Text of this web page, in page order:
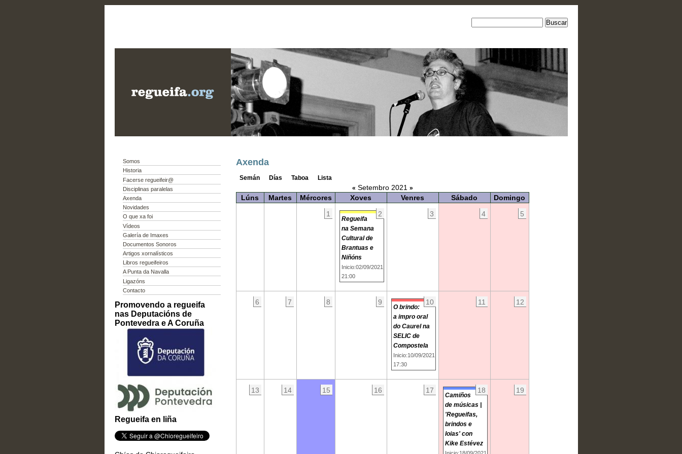
Somos
Historia
Facerse regueifeir@
Disciplinas paralelas
Axenda
Novidades
O que xa foi
Vídeos
Galería de Imaxes
Documentos Sonoros
Artigos xornalísticos
Libros regueifeiros
A Punta da Navalla
Ligazóns
Contacto
Promovendo a regueifa
nas Deputacións de
Pontevedra e A Coruña
Regueifa en liña
Axenda
Semán Días Taboa
Lista
« Setembro 2021 »
Lúns Martes Mércores Xoves Venres Sábado
Domingo
1
2
Regueifa
na Semana
Cultural de
Brantuas e
Niñóns
Inicio:02/09/2021
21:00
3 4 5
6 7 8 9 10
O brindo:
a impro oral
do Caurel na
SELIC de
Compostela
Inicio:10/09/2021
17:30
11 12
13 14 15 16 17 18
Camiños
de músicas |
'Regueifas,
brindos e
loias' con
Kike Estévez
Inicio:18/09/2021
19